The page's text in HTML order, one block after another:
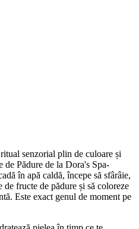
senzorial plin de culoare și
de Pădure de la Dora's Spa-
în apă caldă, începe să sfârâie,
fructe de pădure și să coloreze
Este exact genul de moment pe